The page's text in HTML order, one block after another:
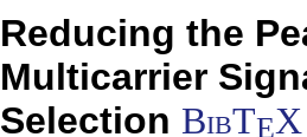
Reducing the
Multicarrier
Selection BibTEX